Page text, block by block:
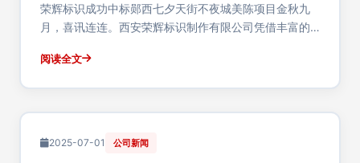
荣辉标识成功中标郧西七夕天街不夜城美陈项目金秋九
月，喜讯连连。西安荣辉标识制作有限公司凭借丰富的
北省十堰市郧西县"七夕天街"不夜城美陈深化设计制作安
阅读全文
2025-07-01 公司新闻